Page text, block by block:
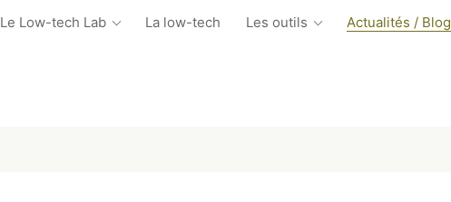
Le Low-tech Lab La low-tech Les outils Actualités / Blog